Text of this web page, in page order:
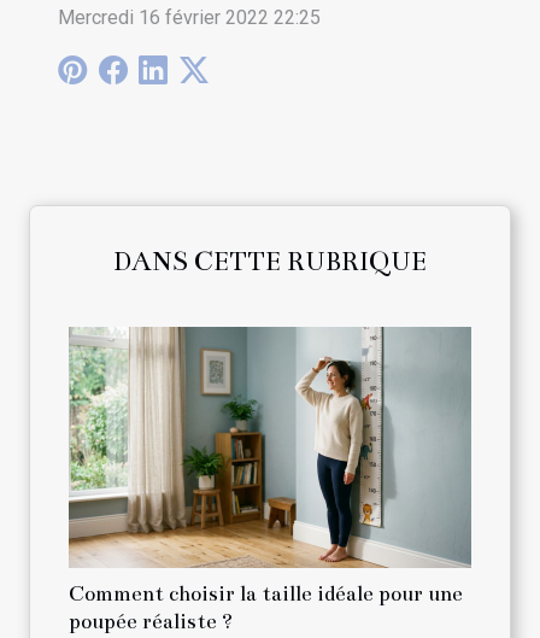
Mercredi 16 février 2022 22:25
DANS CETTE RUBRIQUE
Comment choisir la taille idéale pour une
poupée réaliste ?